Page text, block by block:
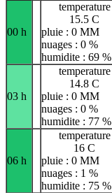
00 h
temperature
15.5 C
pluie : 0 MM
nuages : 0 %
humidite : 69 %
03 h
temperature
14.8 C
pluie : 0 MM
nuages : 0 %
humidite : 77 %
06 h
temperature
16 C
pluie : 0 MM
nuages : 1 %
humidite : 75 %